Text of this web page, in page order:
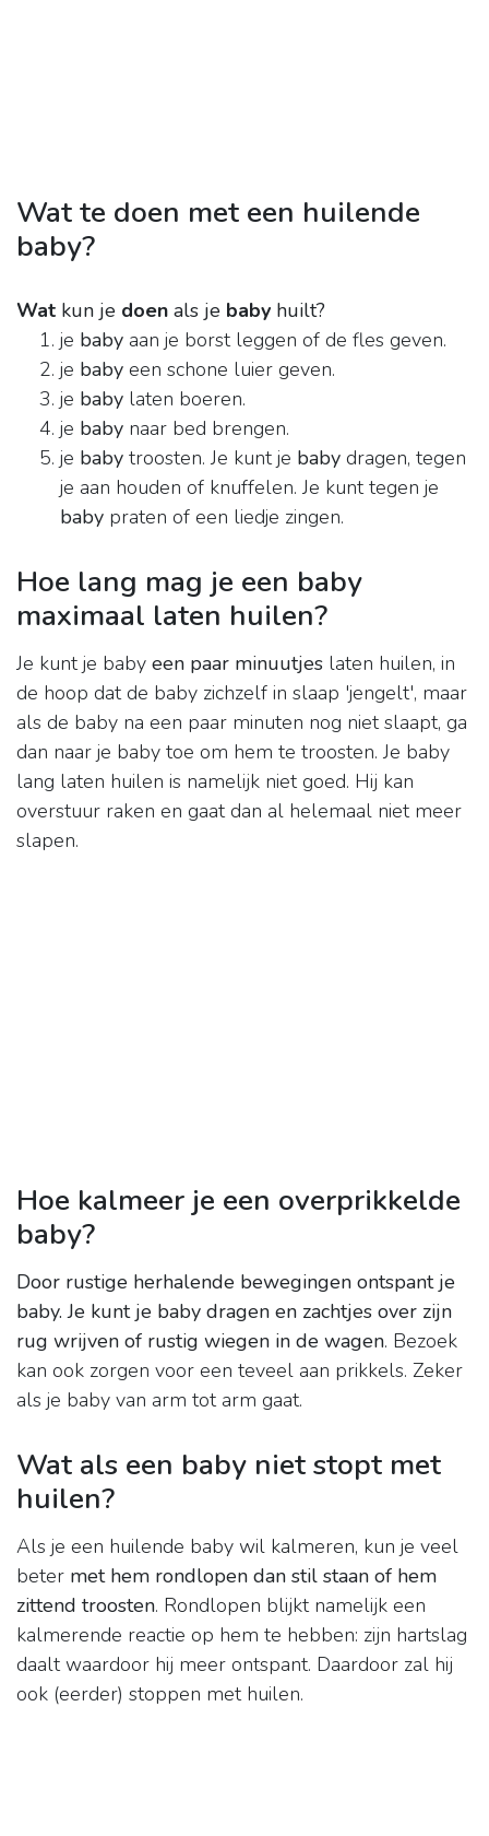
Wat te doen met een huilende
baby?
Wat kun je doen als je baby huilt?
je baby aan je borst leggen of de fles geven.
je baby een schone luier geven.
je baby laten boeren.
je baby naar bed brengen.
je baby troosten. Je kunt je baby dragen, tegen
je aan houden of knuffelen. Je kunt tegen je
baby praten of een liedje zingen.
Hoe lang mag je een baby
maximaal laten huilen?
Je kunt je baby een paar minuutjes laten huilen, in
de hoop dat de baby zichzelf in slaap 'jengelt', maar
als de baby na een paar minuten nog niet slaapt, ga
dan naar je baby toe om hem te troosten. Je baby
lang laten huilen is namelijk niet goed. Hij kan
overstuur raken en gaat dan al helemaal niet meer
slapen.
Hoe kalmeer je een overprikkelde
baby?
Door rustige herhalende bewegingen ontspant je
baby. Je kunt je baby dragen en zachtjes over zijn
rug wrijven of rustig wiegen in de wagen. Bezoek
kan ook zorgen voor een teveel aan prikkels. Zeker
als je baby van arm tot arm gaat.
Wat als een baby niet stopt met
huilen?
Als je een huilende baby wil kalmeren, kun je veel
beter met hem rondlopen dan stil staan of hem
zittend troosten. Rondlopen blijkt namelijk een
kalmerende reactie op hem te hebben: zijn hartslag
daalt waardoor hij meer ontspant. Daardoor zal hij
ook (eerder) stoppen met huilen.